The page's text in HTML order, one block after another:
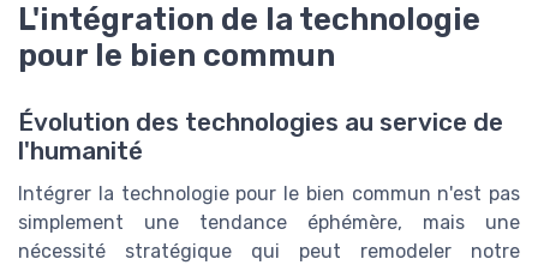
L'intégration de la technologie
pour le bien commun
Évolution des technologies au service de
l'humanité
Intégrer la technologie pour le bien commun n'est pas
simplement une tendance éphémère, mais une
nécessité stratégique qui peut remodeler notre